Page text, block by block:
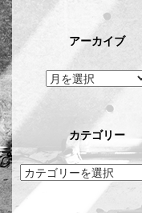
アーカイブ
カテゴリー